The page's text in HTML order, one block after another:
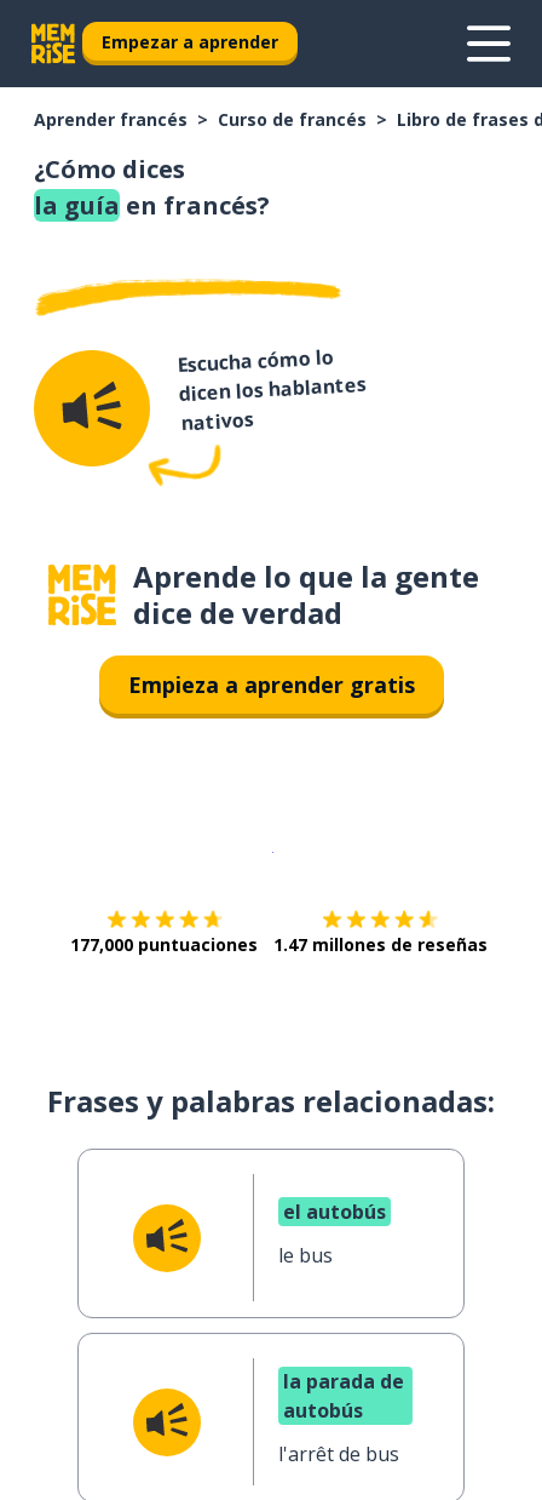
Empezar a aprender
Aprender francés Curso de francés Libro de frases
¿Cómo dices
la guía en francés?
Escucha cómo lo
dicen los hablantes
nativos
Aprende lo que la gente
dice de verdad
Empieza a aprender gratis
177,000 puntuaciones 1.47 millones de reseñas
Frases y palabras relacionadas:
el autobús
le bus
la parada de
autobús
l'arrêt de bus